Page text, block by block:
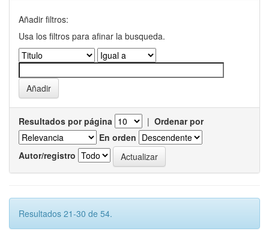
Añadir filtros:
Usa los filtros para afinar la busqueda.
Resultados por página | Ordenar por
En orden
Autor/registro
Resultados 21-30 de 54.